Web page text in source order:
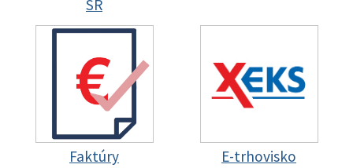
SR
Faktúry E-trhovisko